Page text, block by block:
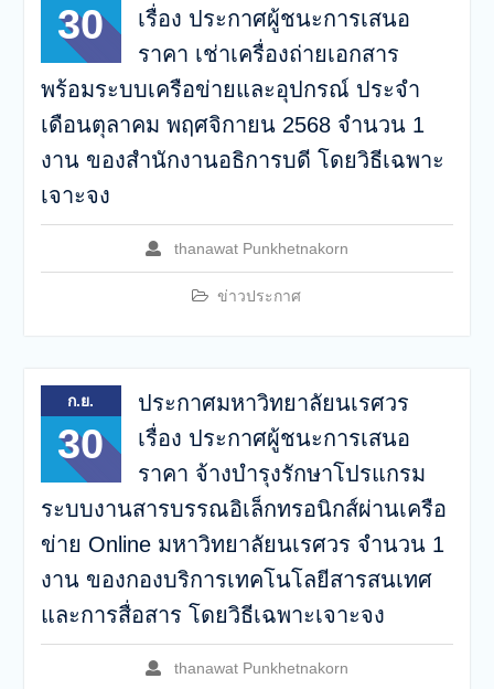
30
เรื่อง ประกาศผู้ชนะการเสนอ
ราคา เช่าเครื่องถ่ายเอกสาร
พร้อมระบบเครือข่ายและอุปกรณ์ ประจำ
เดือนตุลาคม พฤศจิกายน 2568 จำนวน 1
งาน ของสำนักงานอธิการบดี โดยวิธีเฉพาะ
เจาะจง
thanawat Punkhetnakorn
ข่าวประกาศ
ก.ย.
30
ประกาศมหาวิทยาลัยนเรศวร
เรื่อง ประกาศผู้ชนะการเสนอ
ราคา จ้างบำรุงรักษาโปรแกรม
ระบบงานสารบรรณอิเล็กทรอนิกส์ผ่านเครือ
ข่าย Online มหาวิทยาลัยนเรศวร จำนวน 1
งาน ของกองบริการเทคโนโลยีสารสนเทศ
และการสื่อสาร โดยวิธีเฉพาะเจาะจง
thanawat Punkhetnakorn